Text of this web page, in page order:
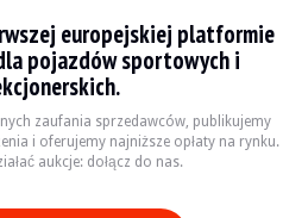
europejskiej platformie
pojazdów sportowych i
zaufania sprzedawców, publikujemy
i oferujemy najniższe opłaty na rynku.
aukcje: dołącz do nas.